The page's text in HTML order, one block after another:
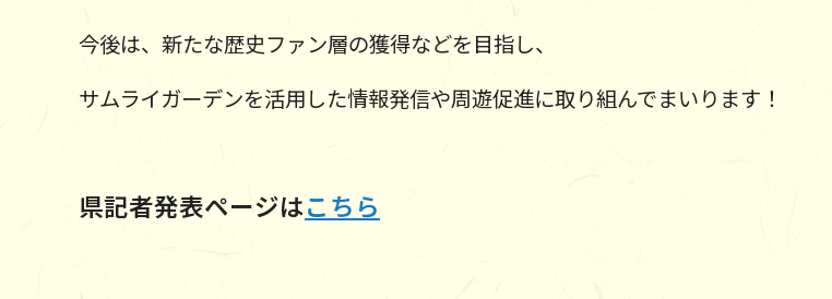
今後は、新たな歴史ファン層の獲得などを目指し、
サムライガーデンを活用した情報発信や周遊促進に取り組んでまいります！
県記者発表ページはこちら